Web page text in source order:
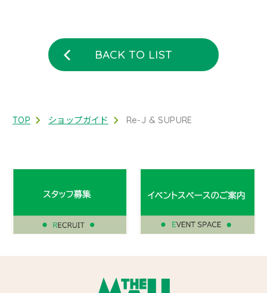
BACK TO LIST
TOP ショップガイド Re-J & SUPURE